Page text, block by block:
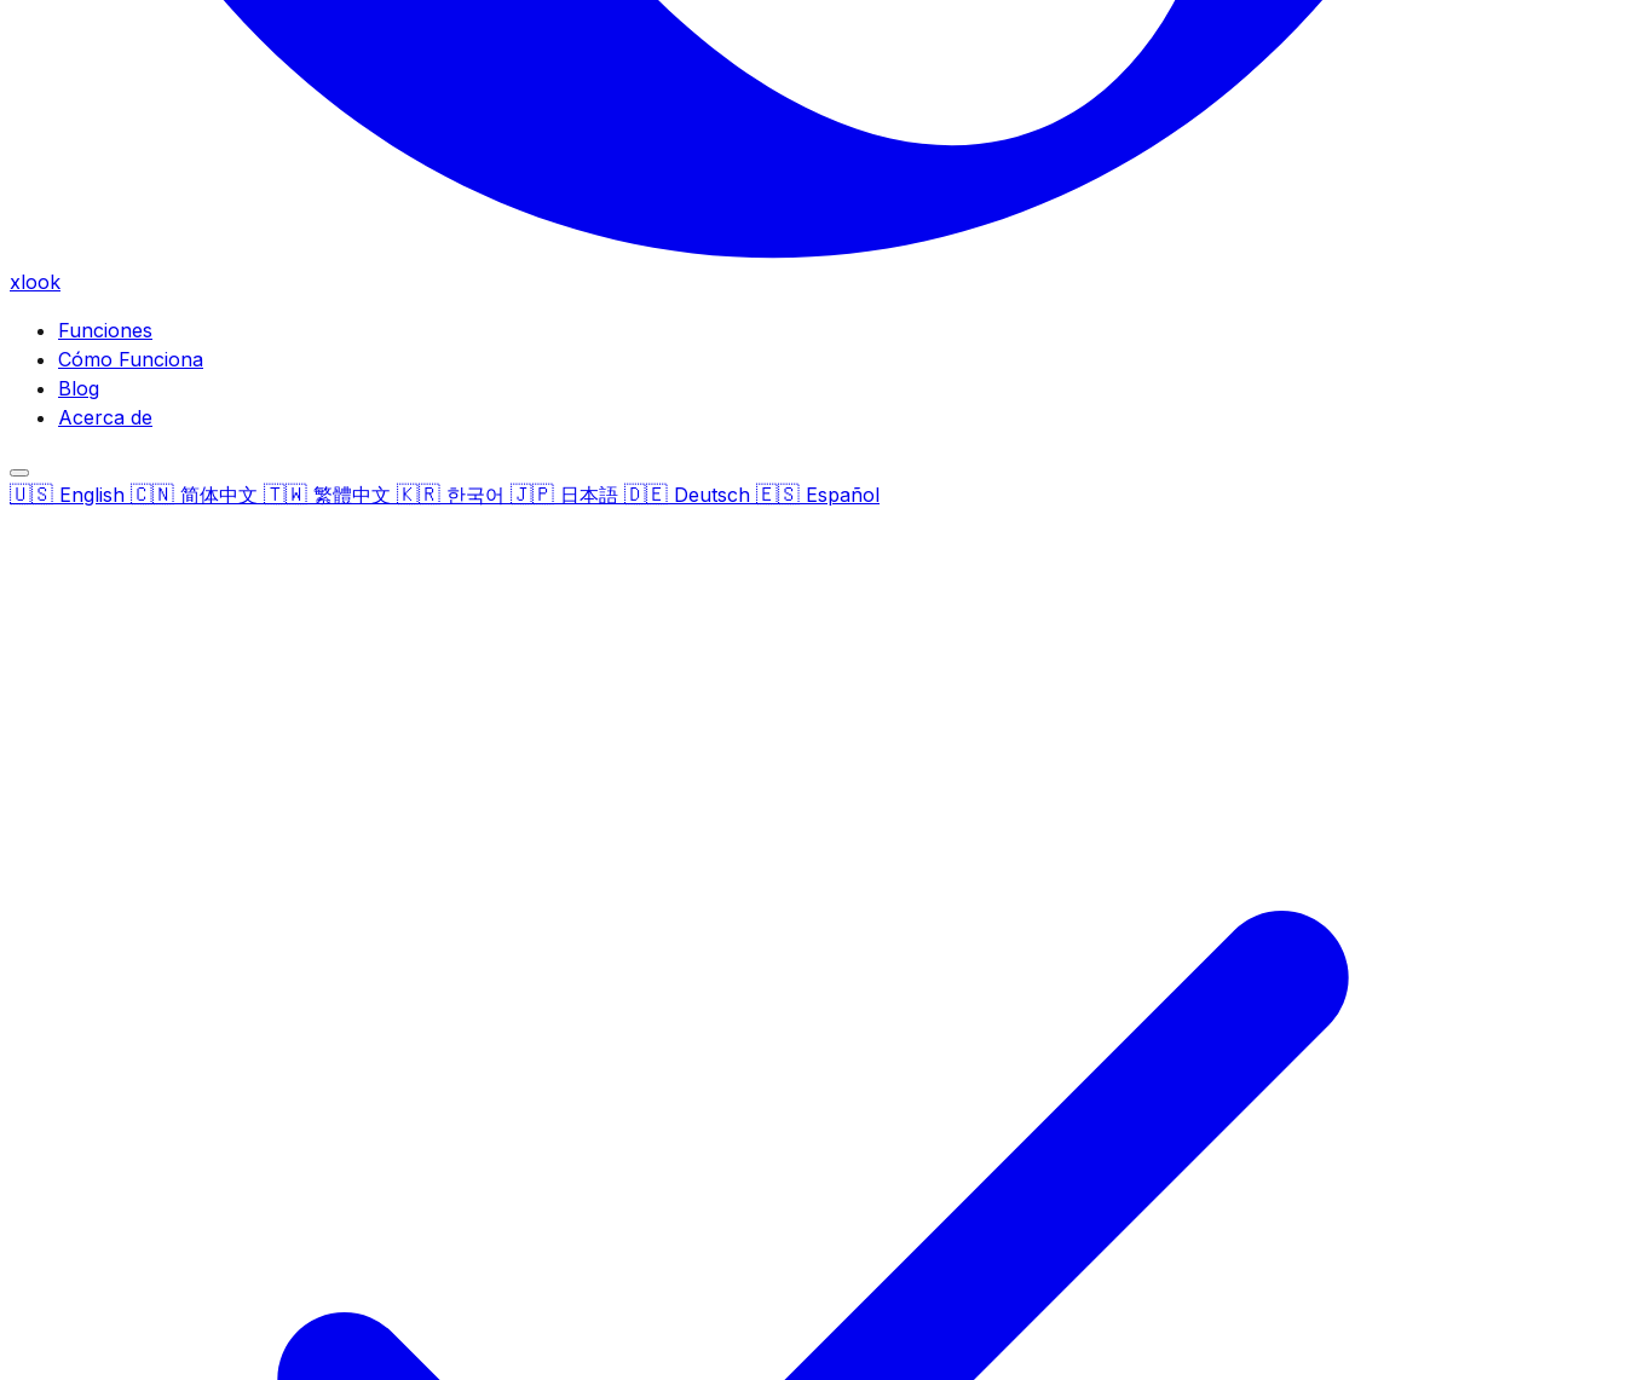
xlook
Funciones
Cómo Funciona
Blog
Acerca de
🇺🇸 English 🇨🇳 简体中文 🇹🇼 繁體中文 🇰🇷 한국어 🇯🇵 日本語 🇩🇪 Deutsch 🇪🇸 Español